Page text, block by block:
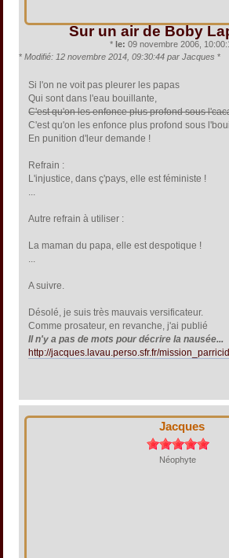
Sur un air de Boby
* le: 09 novembre 2006,
* Modifié: 12 novembre 2014, 09:30:44 par Jacques *
Si l'on ne voit pas pleurer les papas
Qui sont dans l'eau bouillante,
C'est qu'on les enfonce plus profond sous
C'est qu'on les enfonce plus profond sous
En punition d'leur demande !
Refrain :
L'injustice, dans ç'pays, elle est féministe !
...
Autre refrain à utiliser :
La maman du papa, elle est despotique !
...
A suivre.
Désolé, je suis très mauvais versificateur.
Comme prosateur, en revanche, j'ai publié
Il n'y a pas de mots pour décrire la nausée...
http://jacques.lavau.perso.sfr.fr/
Jacques
Néophyte